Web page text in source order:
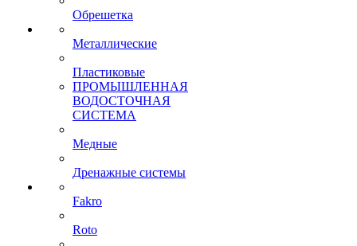
Обрешетка
Металлические
Пластиковые
ПРОМЫШЛЕННАЯ
ВОДОСТОЧНАЯ
СИСТЕМА
Медные
Дренажные системы
Fakro
Roto